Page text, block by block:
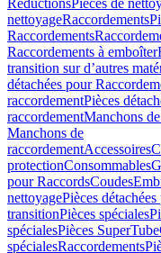
RéductionsPièces de
nettoyageRaccordements
Raccordements
Raccordements à emboîter
transition sur d’autres
détachées pour
raccordementPièces
raccordementManchons
Manchons de
raccordementAccessoires
protectionConsommables
pour RaccordsCoudes
nettoyagePièces
transitionPièces spéciales
spécialesPièces SuperTube
spécialesRaccordements